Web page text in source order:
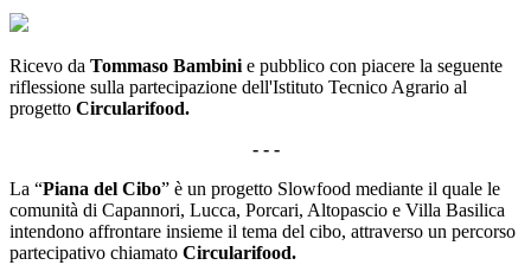
Ricevo da Tommaso Bambini e pubblico con piacere la seguente
riflessione sulla partecipazione dell'Istituto Tecnico Agrario al
progetto Circularifood.
- - -
La “Piana del Cibo” è un progetto Slowfood mediante il quale le
comunità di Capannori, Lucca, Porcari, Altopascio e Villa Basilica
intendono affrontare insieme il tema del cibo, attraverso un percorso
partecipativo chiamato Circularifood.